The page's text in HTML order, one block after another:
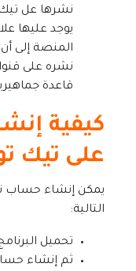
نشرها عل تيك
يوجد عليها
المنصة إلى
نشره على
قاعدة
كيفية
على تيك
التالية:
تحميل
ثم إنشاء